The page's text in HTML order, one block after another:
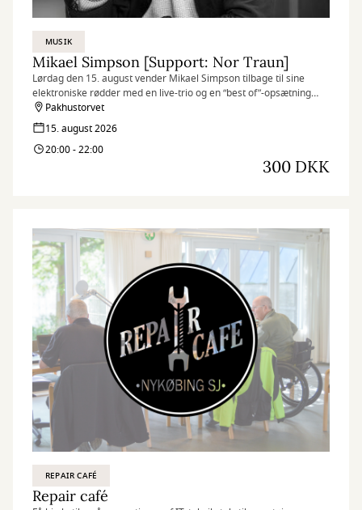
MUSIK
Mikael Simpson [Support: Nor Traun]
Lørdag den 15. august vender Mikael Simpson tilbage til sine
elektroniske rødder med en live-trio og en “best of”-opsætning
fyldt med ikoniske numre.
Pakhustorvet
15. august 2026
20:00 - 22:00
300 DKK
REPAIR CAFÉ
Repair café